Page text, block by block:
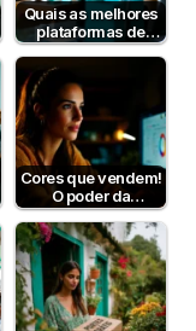
Quais as melhores
plataformas de
pagamento em
Portugal em 2026?
Cores que vendem!
O poder da
psicologia da cor
para aumentar…